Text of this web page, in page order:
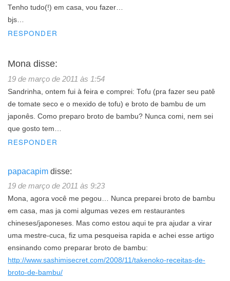
Tenho tudo(!) em casa, vou fazer…
bjs…
RESPONDER
Mona disse:
19 de março de 2011 às 1:54
Sandrinha, ontem fui à feira e comprei: Tofu (pra fazer seu patê
de tomate seco e o mexido de tofu) e broto de bambu de um
japonês. Como preparo broto de bambu? Nunca comi, nem sei
que gosto tem…
RESPONDER
papacapim disse:
19 de março de 2011 às 9:23
Mona, agora você me pegou… Nunca preparei broto de bambu
em casa, mas ja comi algumas vezes em restaurantes
chineses/japoneses. Mas como estou aqui te pra ajudar a virar
uma mestre-cuca, fiz uma pesqueisa rapida e achei esse artigo
ensinando como preparar broto de bambu:
http://www.sashimisecret.com/2008/11/takenoko-receitas-de-
broto-de-bambu/